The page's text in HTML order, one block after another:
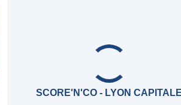
SCORE'N'CO - LYON CAPITALE